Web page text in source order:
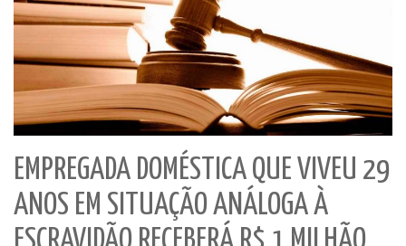
EMPREGADA DOMÉSTICA QUE VIVEU 29
ANOS EM SITUAÇÃO ANÁLOGA À